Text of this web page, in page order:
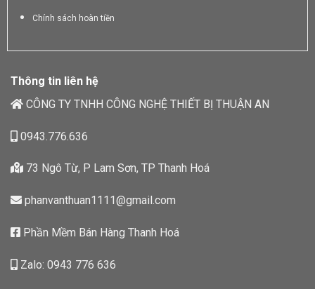
Chính sách hoàn tiền
Thông tin liên hệ
CÔNG TY TNHH CÔNG NGHỆ THIẾT BỊ THUẬN AN
0943.776.636
73 Ngô Từ, P Lam Sơn, TP Thanh Hoá
phanvanthuan1111@gmail.com
Phần Mềm Bán Hàng Thanh Hoá
Zalo: 0943 776 636